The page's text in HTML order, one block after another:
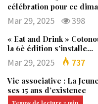
célébration pour ce
Mar 29, 2025 398
« Eat and Drink »
la 6è édition s’installe…
Mar 29, 2025 737
Vie associative : La
ses 15 ans d’existence